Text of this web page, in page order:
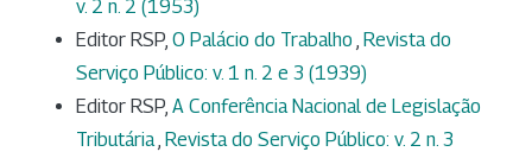
v. 2 n. 2 (1953)
Editor RSP, O Palácio do Trabalho , Revista do
Serviço Público: v. 1 n. 2 e 3 (1939)
Editor RSP, A Conferência Nacional de Legislação
Tributária, Revista do Serviço Público: v. 2 n. 3